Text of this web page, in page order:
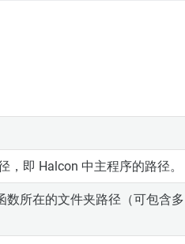
即 Halcon 中主程序的路径。
数所在的文件夹路径（可包含多